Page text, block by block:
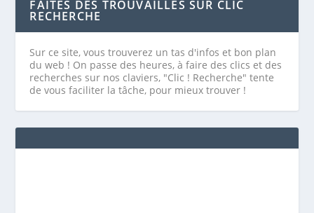
FAITES DES TROUVAILLES SUR CLIC
RECHERCHE
Sur ce site, vous trouverez un tas d'infos et bon plan
du web ! On passe des heures, à faire des clics et des
recherches sur nos claviers, "Clic ! Recherche" tente
de vous faciliter la tâche, pour mieux trouver !